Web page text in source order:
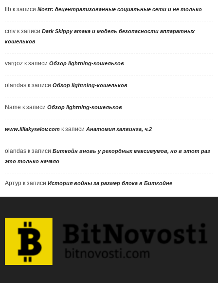
llb к записи Nostr: децентрализованные социальные сети и не только
cmv к записи Dark Skippy атака и модель безопасности аппаратных
кошельков
vargoz к записи Обзор lightning-кошельков
olandas к записи Обзор lightning-кошельков
Name к записи Обзор lightning-кошельков
www.illiakyselov.com к записи Анатомия халвинга, ч.2
olandas к записи Биткойн вновь у рекордных максимумов, но в этот раз
это только начало
Артур к записи История войны за размер блока в Биткойне